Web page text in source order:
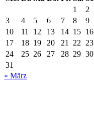
1
2
3
4 5 6 7 8
9
10
11 12 13 14 15 16
17
18 19 20 21 22
23
24
25 26 27 28 29 30
31
« März